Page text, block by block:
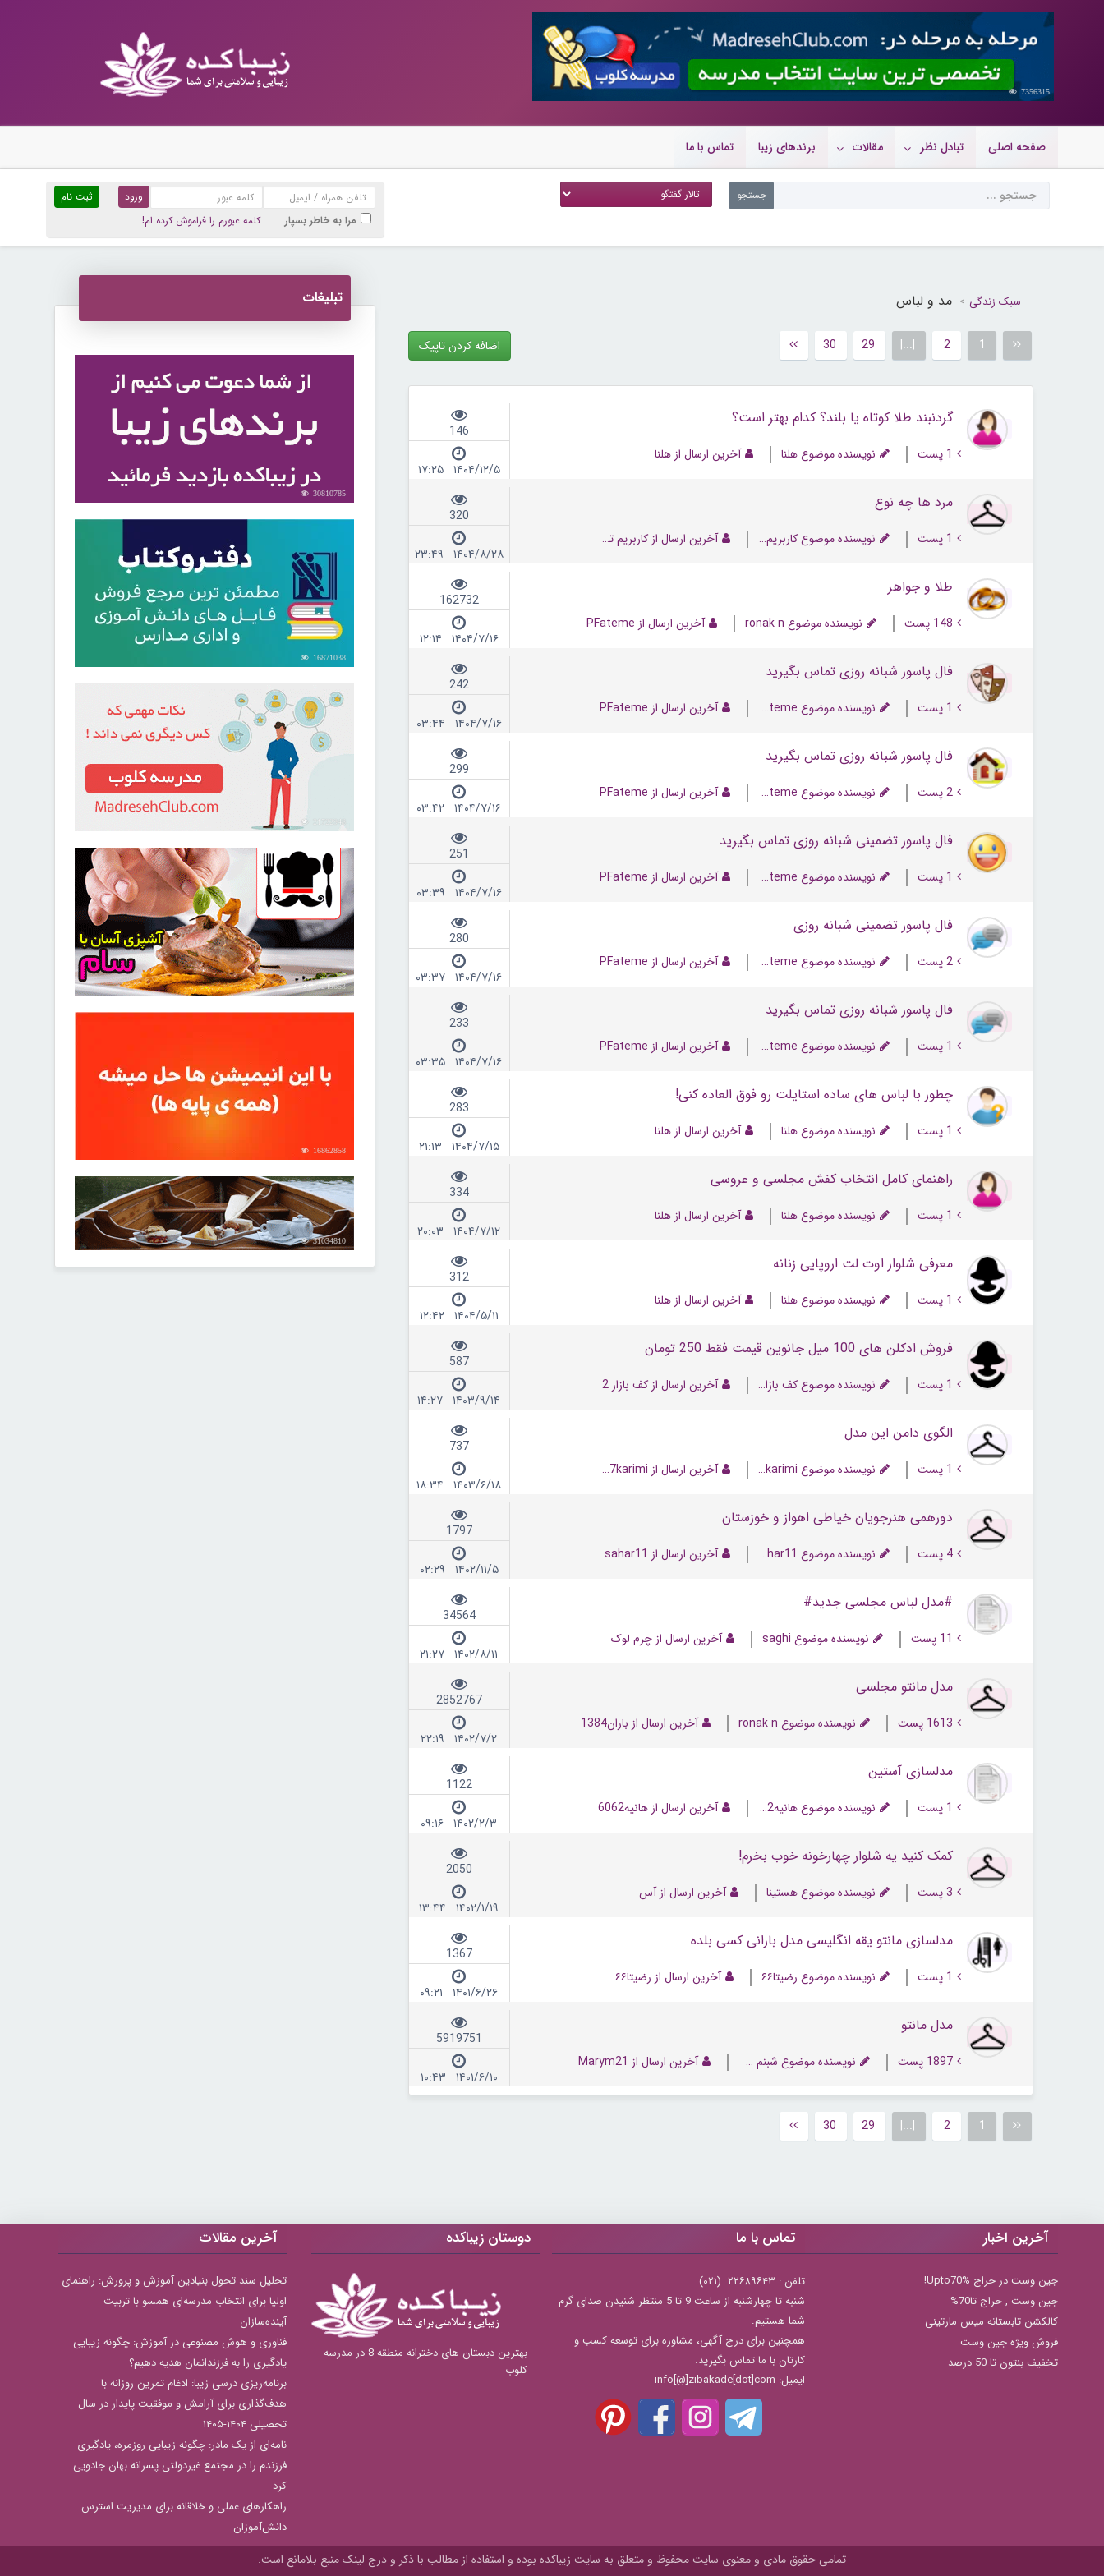
7356315
صفحه اصلی تبادل نظر مقالات برندهای زیبا تماس با ما
ثبت نام
مرا به خاطر بسپار
کلمه عبورم را فراموش کرده ام!
سبک زندگی مد و لباس
1
2
|...|
29
30 اضافه کردن تاپیک
گردنبند طلا کوتاه یا بلند؟ کدام بهتر است؟
1 پست نویسنده موضوع هلنا آخرین ارسال از هلنا
146
۱۴۰۴/۱۲/۵ ۱۷:۲۵
مرد ها چه نوع
1 پست نویسنده موضوع کاربریم تعلیق شده آخرین ارسال از کاربریم تعلیق شده
320
۱۴۰۴/۸/۲۸ ۲۳:۴۹
طلا و جواهر
148 پست نویسنده موضوع ronak n آخرین ارسال از PFateme
162732
۱۴۰۴/۷/۱۶ ۱۲:۱۴
فال پاسور شبانه روزی تماس بگیرید
1 پست نویسنده موضوع PFateme آخرین ارسال از PFateme
242
۱۴۰۴/۷/۱۶ ۰۳:۴۴
فال پاسور شبانه روزی تماس بگیرید
2 پست نویسنده موضوع PFateme آخرین ارسال از PFateme
299
۱۴۰۴/۷/۱۶ ۰۳:۴۲
فال پاسور تضمینی شبانه روزی تماس بگیرید
1 پست نویسنده موضوع PFateme آخرین ارسال از PFateme
251
۱۴۰۴/۷/۱۶ ۰۳:۳۹
فال پاسور تضمینی شبانه روزی
2 پست نویسنده موضوع PFateme آخرین ارسال از PFateme
280
۱۴۰۴/۷/۱۶ ۰۳:۳۷
فال پاسور شبانه روزی تماس بگیرید
1 پست نویسنده موضوع PFateme آخرین ارسال از PFateme
233
۱۴۰۴/۷/۱۶ ۰۳:۳۵
چطور با لباس های ساده استایلت رو فوق العاده کنی!
1 پست نویسنده موضوع هلنا آخرین ارسال از هلنا
283
۱۴۰۴/۷/۱۵ ۲۱:۱۳
راهنمای کامل انتخاب کفش مجلسی و عروسی
1 پست نویسنده موضوع هلنا آخرین ارسال از هلنا
334
۱۴۰۴/۷/۱۲ ۲۰:۰۳
معرفی شلوار اوت لت اروپایی زنانه
1 پست نویسنده موضوع هلنا آخرین ارسال از هلنا
312
۱۴۰۴/۵/۱۱ ۱۲:۴۲
فروش ادکلن های 100 میل جانوین قیمت فقط 250 تومان
1 پست نویسنده موضوع کف بازار 2 آخرین ارسال از کف بازار 2
587
۱۴۰۳/۹/۱۴ ۱۴:۲۷
الگوی دامن این مدل
1 پست نویسنده موضوع K77karimi آخرین ارسال از K77karimi
737
۱۴۰۳/۶/۱۸ ۱۸:۳۴
دورهمی هنرجویان خیاطی اهواز و‌ خوزستان
4 پست نویسنده موضوع sahar11 آخرین ارسال از sahar11
1797
۱۴۰۲/۱۱/۵ ۰۲:۲۹
#مدل لباس مجلسی جدید#
11 پست نویسنده موضوع saghi آخرین ارسال از چرم لوک
34564
۱۴۰۲/۸/۱۱ ۲۱:۲۷
مدل مانتو مجلسی
1613 پست نویسنده موضوع ronak n آخرین ارسال از باران1384
2852767
۱۴۰۲/۷/۲ ۲۲:۱۹
مدلسازی آستین
1 پست نویسنده موضوع هانیه6062 آخرین ارسال از هانیه6062
1122
۱۴۰۲/۲/۳ ۰۹:۱۶
کمک کنید یه شلوار چهارخونه خوب بخرم!
3 پست نویسنده موضوع هستینا آخرین ارسال از آس
2050
۱۴۰۲/۱/۱۹ ۱۳:۴۴
مدلسازی مانتو یقه انگلیسی مدل بارانی کسی بلده
1 پست نویسنده موضوع رضیتا۶۶ آخرین ارسال از رضیتا۶۶
1367
۱۴۰۱/۶/۲۶ ۰۹:۲۱
مدل مانتو
1897 پست نویسنده موضوع شبنم جون آخرین ارسال از Marym21
5919751
۱۴۰۱/۶/۱۰ ۱۰:۴۳
1
2
|...|
29
30
تبلیغات
30810785
16871038
21722948
30249653
16862858
31034810
آخرین اخبار
جین وست در حراج Upto70%!
جين وست , حراج تا70%
کالکشن تابستانه میس مارتینی
فروش ویژه جین وست
تخفیف بنتون تا 50 درصد
آخرین مقالات
تحلیل سند تحول بنیادین آموزش و پرورش: راهنمای
اولیا برای انتخاب مدرسه‌ای همسو با تربیت
آینده‌سازان
فناوری و هوش مصنوعی در آموزش: چگونه زیبایی
یادگیری را به فرزندانمان هدیه دهیم؟
برنامه‌ریزی درسی زیبا: ادغام تمرین روزانه با
هدف‌گذاری برای آرامش و موفقیت پایدار در سال
تحصیلی ۱۴۰۴-۱۴۰۵
نامه‌ای از یک مادر: چگونه زیبایی روزمره، یادگیری
فرزندم را در مجتمع غیردولتی پسرانه بهان جادویی
کرد
راهکارهای عملی و خلاقانه برای مدیریت استرس
دانش‌آموزان
تماس با ما
تلفن : ۲۲۶۸۹۶۴۳ (۰۲۱)
شنبه تا چهارشنبه از ساعت 9 تا 5 منتظر شنیدن صدای گرم
شما هستیم.
همچنین برای درج آگهی، مشاوره برای توسعه کسب و
کارتان با ما تماس بگیرید.
ایمیل: info[@]zibakade[dot]com
دوستان زیباکده
بهترین دبستان های دخترانه منطقه 8 در مدرسه
کلوب
تمامی حقوق مادی و معنوی سایت محفوظ و متعلق به سايت زیباکده بوده و استفاده از مطالب با ذکر و درج لینک منبع بلامانع است.